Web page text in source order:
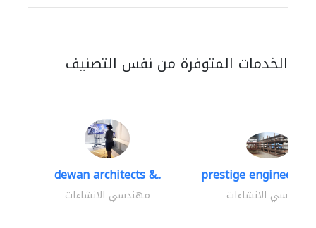
الخدمات المتوفرة من نفس التصنيف
dewan architects &..
مهندسي الانشاءات
prestige
مهندسي الانشاءات